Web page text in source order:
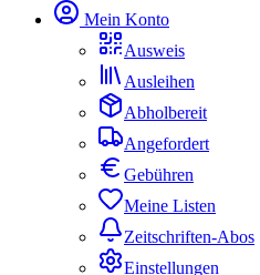
Mein Konto
Ausweis
Ausleihen
Abholbereit
Angefordert
Gebühren
Meine Listen
Zeitschriften-Abos
Einstellungen